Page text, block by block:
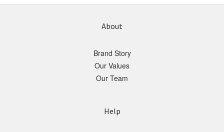
About
Brand Story
Our Values
Our Team
Help